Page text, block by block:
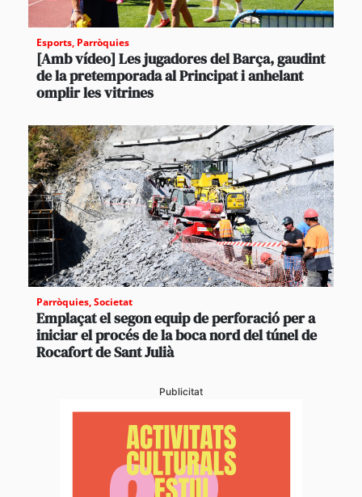
Esports, Parròquies
[Amb vídeo] Les jugadores del Barça, gaudint
de la pretemporada al Principat i anhelant
omplir les vitrines
Parròquies,Societat
Emplaçat el segon equip de perforació per a
iniciar el procés de la boca nord del túnel de
Rocafort de Sant Julià
Publicitat